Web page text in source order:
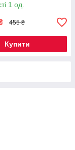
1 од.
455 ₴
Купити